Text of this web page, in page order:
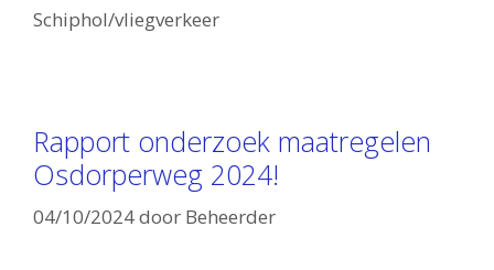
Schiphol/vliegverkeer
Rapport onderzoek maatregelen
Osdorperweg 2024!
04/10/2024door Beheerder